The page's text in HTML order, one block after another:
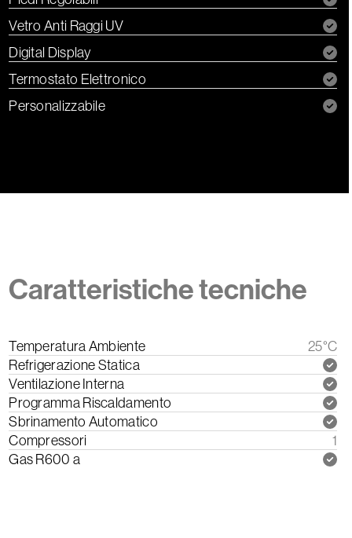
Vetro Anti Raggi UV
Digital Display
Termostato Elettronico
Personalizzabile
Caratteristiche tecniche
Temperatura Ambiente
25°C
Refrigerazione Statica
Ventilazione Interna
Programma Riscaldamento
Sbrinamento Automatico
Compressori
1
Gas R600 a